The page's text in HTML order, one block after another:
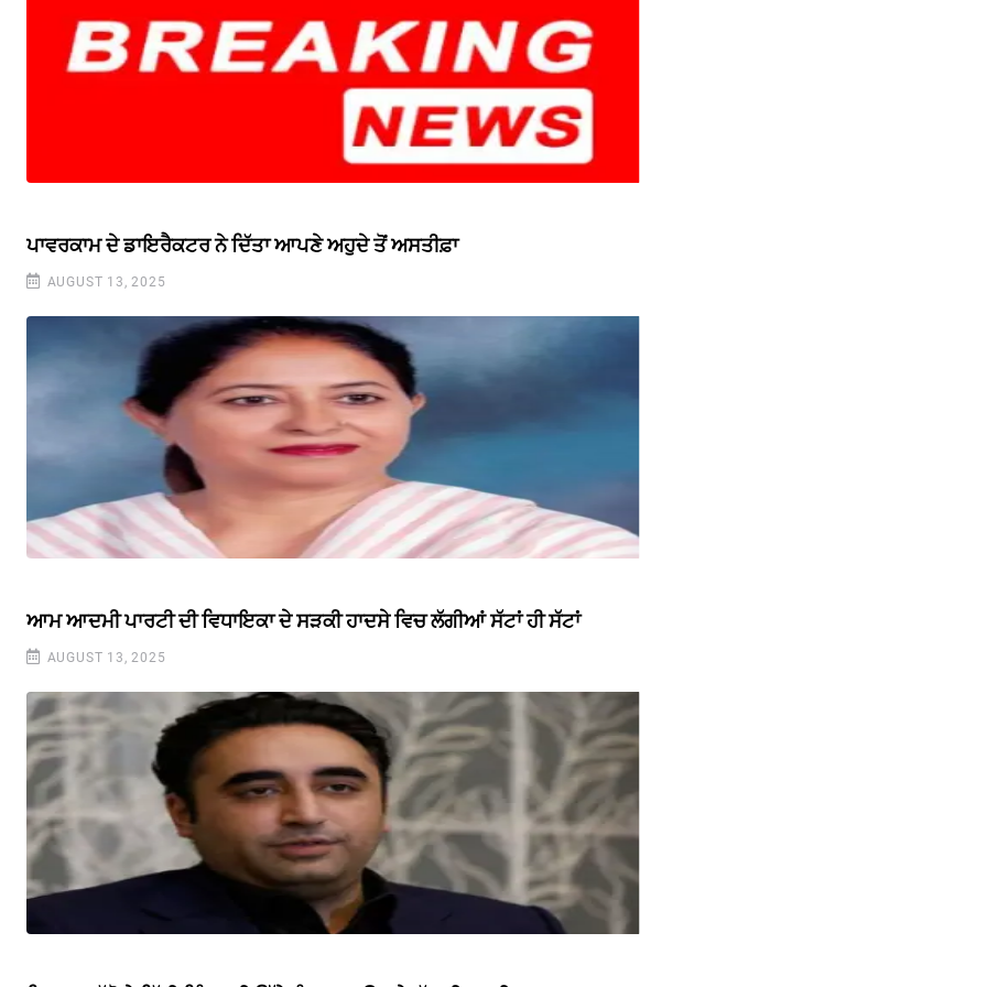
ਪਾਵਰਕਾਮ ਦੇ ਡਾਇਰੈਕਟਰ ਨੇ ਦਿੱਤਾ ਆਪਣੇ ਅਹੁਦੇ ਤੋਂ ਅਸਤੀਫ਼ਾ
AUGUST 13, 2025
ਆਮ ਆਦਮੀ ਪਾਰਟੀ ਦੀ ਵਿਧਾਇਕਾ ਦੇ ਸੜਕੀ ਹਾਦਸੇ ਵਿਚ ਲੱਗੀਆਂ ਸੱਟਾਂ ਹੀ ਸੱਟਾਂ
AUGUST 13, 2025